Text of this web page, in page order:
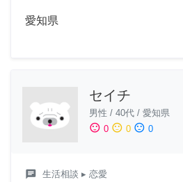
愛知県
セイチ
男性 / 40代 / 愛知県
sentiment_satisfied 0 sentiment_neutral 0 sentiment_dissatisfied 0
chat 生活相談 ▸ 恋愛